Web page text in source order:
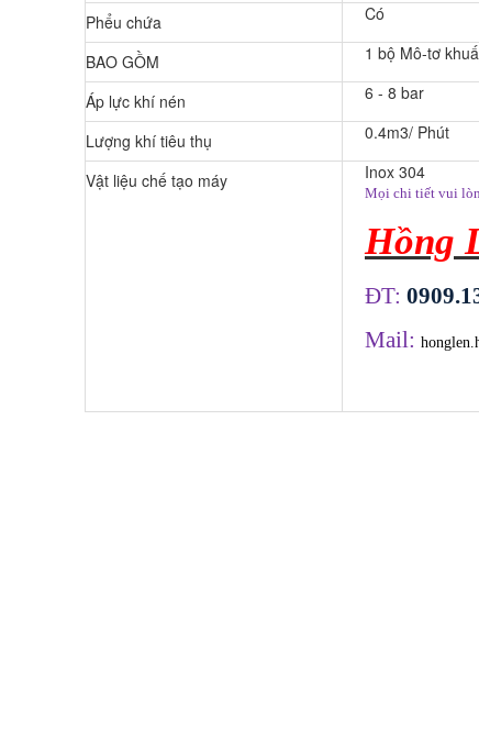
Phểu chứa Có
BAO GỒM 1 bộ Mô-tơ
Áp lực khí nén 6 - 8 bar
Lượng khí tiêu thụ 0.4m3/ Phút
Vật liệu chế tạo máy Inox 304
Mọi chi tiết vui
Hồng
ĐT:
Mail: